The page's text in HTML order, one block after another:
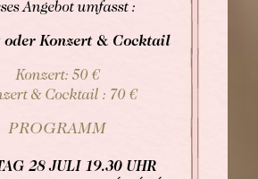
Angebot umfasst :
oder Konzert & Cocktail
Konzert: 50 €
& Cocktail : 70 €
PROGRAMM
28 JULI 19.30 UHR